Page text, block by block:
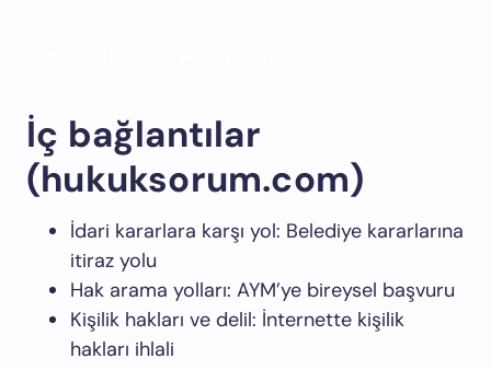
İç bağlantılar
(hukuksorum.com)
İdari kararlara karşı yol: Belediye kararlarına
itiraz yolu
Hak arama yolları: AYM’ye bireysel başvuru
Kişilik hakları ve delil: İnternette kişilik
hakları ihlali